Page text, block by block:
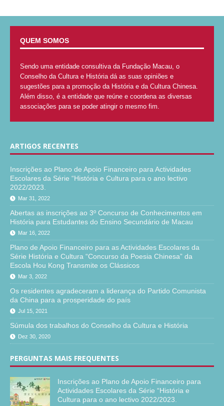
QUEM SOMOS
Sendo uma entidade consultiva da Fundação Macau, o
Conselho da Cultura e História dá as suas opiniões e
sugestões para a promoção da História e da Cultura Chinesa.
Além disso, é a entidade que reúne e coordena as diversas
associações para se poder atingir o mesmo fim.
ARTIGOS RECENTES
Inscrições ao Plano de Apoio Financeiro para Actividades
Escolares da Série “História e Cultura para o ano lectivo
2022/2023.
Mar 31, 2022
Abertas as inscrições ao 3º Concurso de Conhecimentos em
História para Estudantes do Ensino Secundário de Macau
Mar 16, 2022
Plano de Apoio Financeiro para as Actividades Escolares da
Série História e Cultura “Concurso da Poesia Chinesa” da
Escola Hou Kong Transmite os Clássicos
Mar 3, 2022
Os residentes agradeceram a liderança do Partido Comunista
da China para a prosperidade do país
Jul 15, 2021
Súmula dos trabalhos do Conselho da Cultura e História
Dez 30, 2020
PERGUNTAS MAIS FREQUENTES
Inscrições ao Plano de Apoio Financeiro para
Actividades Escolares da Série “História e
Cultura para o ano lectivo 2022/2023.